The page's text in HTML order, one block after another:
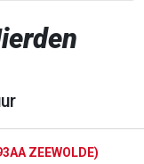
ZEEWOLDE)